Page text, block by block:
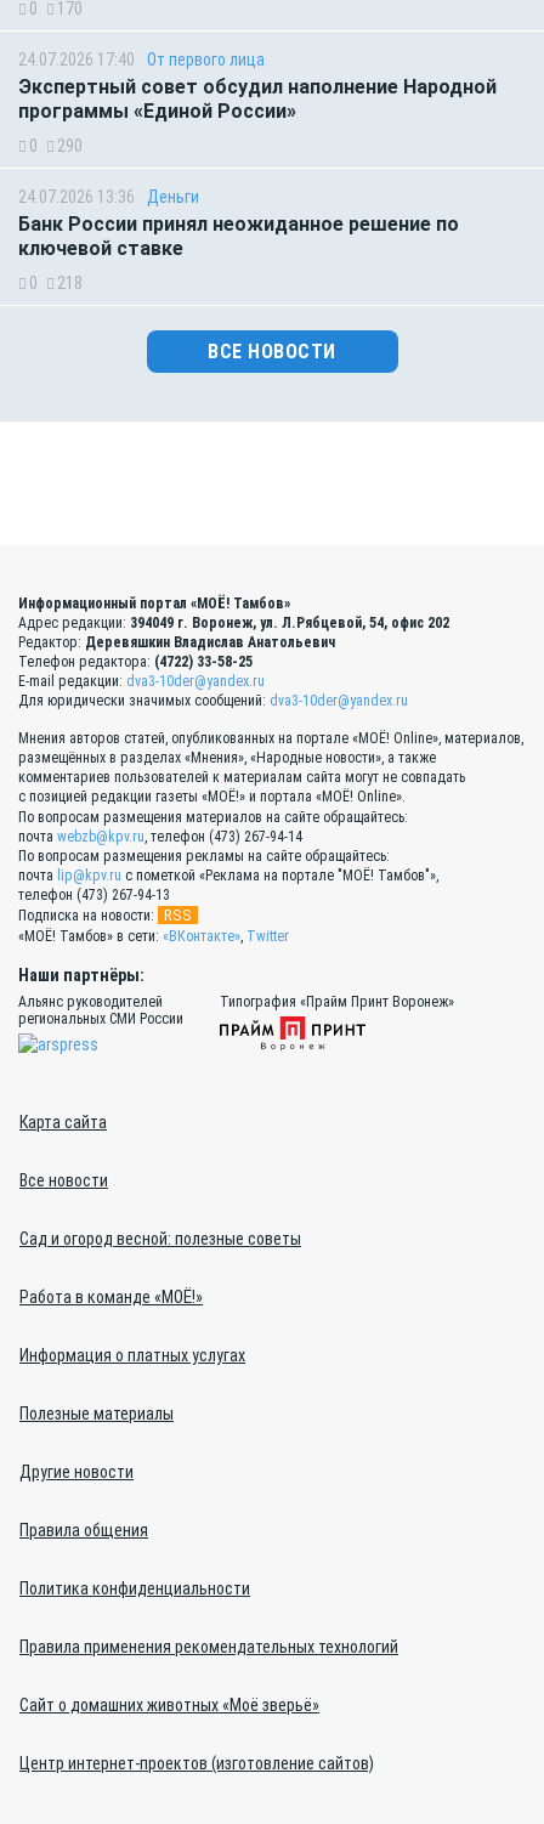
0 170
24.07.2026 17:40 От первого лица
Экспертный совет обсудил наполнение Народной
программы «Единой России»
0 290
24.07.2026 13:36 Деньги
Банк России принял неожиданное решение по
ключевой ставке
0 218
ВСЕ НОВОСТИ
Информационный портал «МОЁ! Тамбов»
Адрес редакции: 394049 г. Воронеж, ул. Л.Рябцевой, 54, офис 202
Редактор: Деревяшкин Владислав Анатольевич
Телефон редактора: (4722) 33-58-25
E-mail редакции: dva3-10der@yandex.ru
Для юридически значимых сообщений: dva3-10der@yandex.ru
Мнения авторов статей, опубликованных на портале «МОЁ! Online», материалов,
размещённых в разделах «Мнения», «Народные новости», а также
комментариев пользователей к материалам сайта могут не совпадать
с позицией редакции газеты «МОЁ!» и портала «МОЁ! Online».
По вопросам размещения материалов на сайте обращайтесь:
почта webzb@kpv.ru, телефон (473) 267-94-14
По вопросам размещения рекламы на сайте обращайтесь:
почта lip@kpv.ru с пометкой «Реклама на портале "МОЁ! Тамбов"»,
телефон (473) 267-94-13
Подписка на новости:
RSS
«МОЁ! Тамбов» в сети: «ВКонтакте», Twitter
Наши партнёры:
Альянс руководителей
региональных СМИ России
Типография «Прайм Принт Воронеж»
Карта сайта
Все новости
Сад и огород весной: полезные советы
Работа в команде «МОЁ!»
Информация о платных услугах
Полезные материалы
Другие новости
Правила общения
Политика конфиденциальности
Правила применения рекомендательных технологий
Сайт о домашних животных «Моё зверьё»
Центр интернет-проектов (изготовление сайтов)